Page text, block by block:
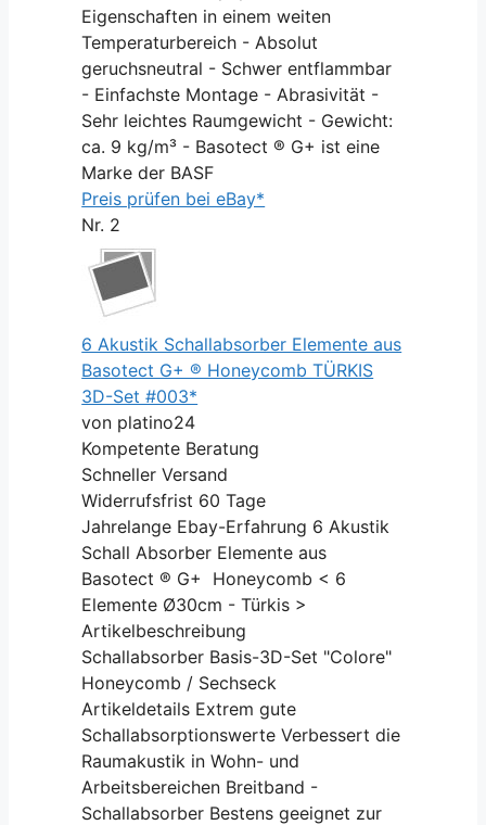
Eigenschaften in einem weiten
Temperaturbereich - Absolut
geruchsneutral - Schwer entflammbar
- Einfachste Montage - Abrasivität -
Sehr leichtes Raumgewicht - Gewicht:
ca. 9 kg/m³ - Basotect ® G+ ist eine
Marke der BASF
Preis prüfen bei eBay*
Nr. 2
6 Akustik Schallabsorber Elemente aus
Basotect G+ ® Honeycomb TÜRKIS
3D-Set #003*
von platino24
Kompetente Beratung
Schneller Versand
Widerrufsfrist 60 Tage
Jahrelange Ebay-Erfahrung 6 Akustik
Schall Absorber Elemente aus
Basotect ® G+ Honeycomb < 6
Elemente Ø30cm - Türkis >
Artikelbeschreibung
Schallabsorber Basis-3D-Set "Colore"
Honeycomb / Sechseck
Artikeldetails Extrem gute
Schallabsorptionswerte Verbessert die
Raumakustik in Wohn- und
Arbeitsbereichen Breitband -
Schallabsorber Bestens geeignet zur